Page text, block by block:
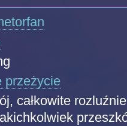
przeżycie
całkowite